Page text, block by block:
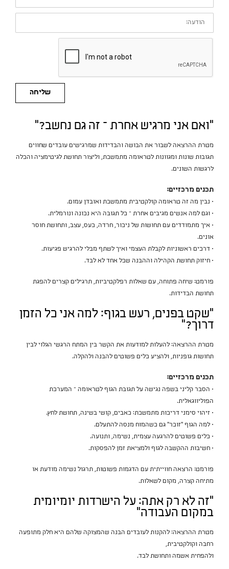
הודעה:
שליחה
“ואם אני מרגיש אחרת – זה גם נחשב?”
מטרת ההרצאה לשבור את הבושה והבדידות שמרגישים עובדים שחווים
תגובות שונות ומגוונות לטראומה מתמשכת, וליצור תחושת לגיטימציה והכלה
לרגשות השונים.
תכנים מרכזיים:
• נבין מה זה טראומה קולקטיבית מתמשכת ואובדן עמום.
• וגם למה אנשים מגיבים אחרת – כל תגובה היא נכונה ונורמלית.
• איך מתמודדים עם תחושות של ניכור, חרדה, כעס, עצב, ותחושת חוסר
אונים.
• דרכים ראשוניות לקבלת העצמי ואיך לשתף מבלי להרגיש פגיעות.
• חיזוק תחושת הקהילה וההבנה שכל אחד לא לבד.
פורמט: שיחה פתוחה, עם שאלות רפלקטיביות, תרגילים קצרים להפגת
תחושת הבדידות.
“שקט בפנים, רעש בגוף: למה אני כל הזמן
דרוך?”
מטרת ההרצאה: להעלות למודעות את הקשר בין המתח הרגשי הגלוי לבין
תחושות גופניות, ולהציע כלים פשוטים להבנה ולהקלה.
תכנים מרכזיים:
• הסבר קליני בשפה נגישה על תגובת הגוף לטראומה – המערכת
הפוליווגאלית.
• זיהוי סימני דריכות מתמשכת: כאבים, קושי בשינה, תחושת לחץ.
• למה הגוף “זוכר” גם כשהמוח מנסה להתעלם.
• כלים פשוטים להרגעה עצמית, נשימה, ותנועה.
• חשיבות ההקשבה לגוף ולמציאת זמן להפסקות.
פורמט: הרצאה חווייתית עם הדגמות פשוטות, תרגול נשימה מודעת או
מתיחה קצרה, מקום לשאלות.
“זה לא רק אתה: על הישרדות יומיומית
במקום העבודה”
מטרת ההרצאה: להקנות לעובדים הבנה שהמצוקה שלהם היא חלק מתופעה
רחבה וקולקטיבית,
ולהפחית אשמה ותחושת לבד.